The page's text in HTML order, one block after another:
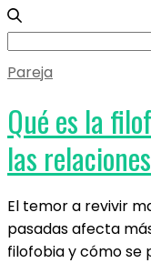
Search
Pareja
Qué es la
las
El temor a revivir
pasadas afecta
filofobia y cómo se